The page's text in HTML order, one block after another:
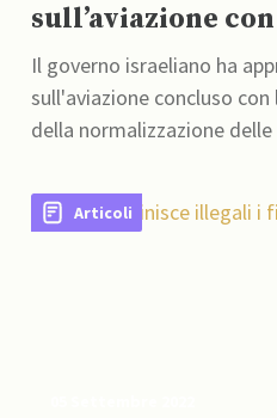
sull’aviazione
Il governo israeliano ha
sull'aviazione concluso
della normalizzazione
Articoli